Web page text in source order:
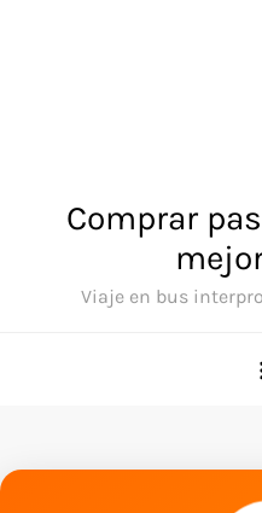
Comprar
Viaje en bus